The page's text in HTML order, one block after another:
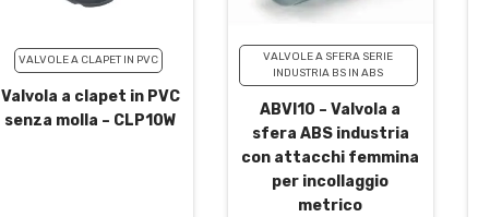
VALVOLE A CLAPET IN PVC
Valvola a clapet in PVC
senza molla – CLP10W
VALVOLE A SFERA SERIE
INDUSTRIA BS IN ABS
ABVI10 – Valvola a
sfera ABS industria
con attacchi femmina
per incollaggio
metrico